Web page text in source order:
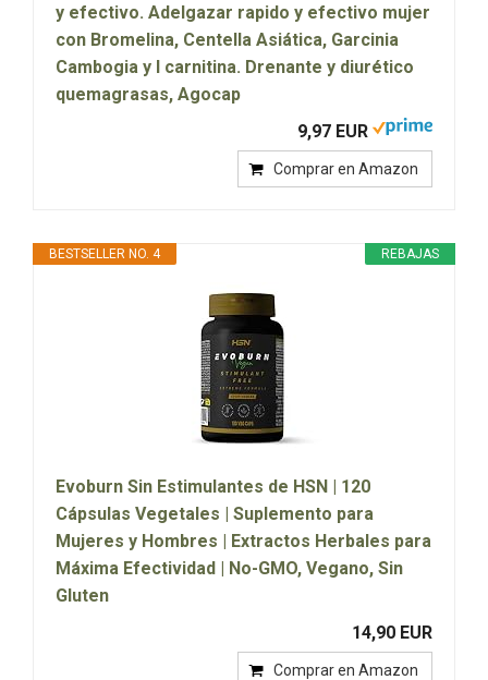
y efectivo. Adelgazar rapido y efectivo mujer
con Bromelina, Centella Asiática, Garcinia
Cambogia y l carnitina. Drenante y diurético
quemagrasas, Agocap
9,97 EUR
Comprar en Amazon
REBAJAS
BESTSELLER NO. 4
Evoburn Sin Estimulantes de HSN | 120
Cápsulas Vegetales | Suplemento para
Mujeres y Hombres | Extractos Herbales para
Máxima Efectividad | No-GMO, Vegano, Sin
Gluten
14,90 EUR
Comprar en Amazon